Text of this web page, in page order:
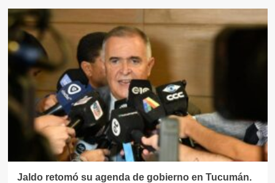
Jaldo retomó su agenda de gobierno en Tucumán.